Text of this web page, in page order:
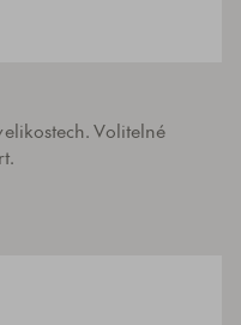
Volitelné